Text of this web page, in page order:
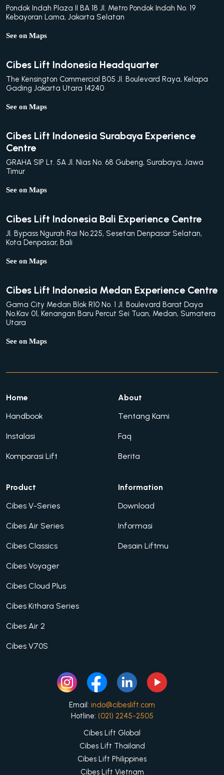
Pondok Indah Plaza II BA 18 Jl. Metro Pondok Indah No. 19
Kebayoran Lama, Jakarta Selatan
See on Maps
Cibes Lift Indonesia Headquarter
The Kensington Commercial B05 Jl. Boulevard Raya, Kelapa
Gading Jakarta Utara 14240
See on Maps
Cibes Lift Indonesia Surabaya Experience
Centre
GRAHA SIP Lt. 5A Jl. Nias No. 68 Gubeng, Surabaya, Jawa
Timur
See on Maps
Cibes Lift Indonesia Bali Experience Centre
Jl. Bypass Ngurah Rai No.225, Sesetan Denpasar Selatan,
Kota Denpasar, Bali
See on Maps
Cibes Lift Indonesia Medan Experience Centre
Gama City Medan Blok R10 No. 1 Jl. Boulevard Barat Daya
No.Kav 01, Kenangan Baru Percut Sei Tuan, Medan, Sumatera
Utara
See on Maps
Home
Handbook
Instalasi
Komparasi Lift
About
Tentang Kami
Faq
Berita
Product
Cibes V-Series
Cibes Air Series
Cibes Classics
Cibes Voyager
Cibes Cloud Plus
Cibes Kithara Series
Cibes Air 2
Cibes V70S
Information
Download
Informasi
Desain Liftmu
Email: indo@cibeslift.com
Hotline: (021) 2245-2505
Cibes Lift Global
Cibes Lift Thailand
Cibes Lift Philippines
Cibes Lift Vietnam